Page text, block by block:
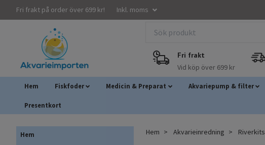
Fri frakt på order över 699 kr! Inkl. moms
Fri frakt
Vid köp över 699 kr
Hem Fiskfoder Medicin & Preparat Akvariepump & filter
Presentkort
Hem Hem Akvarieinredning Riverkits